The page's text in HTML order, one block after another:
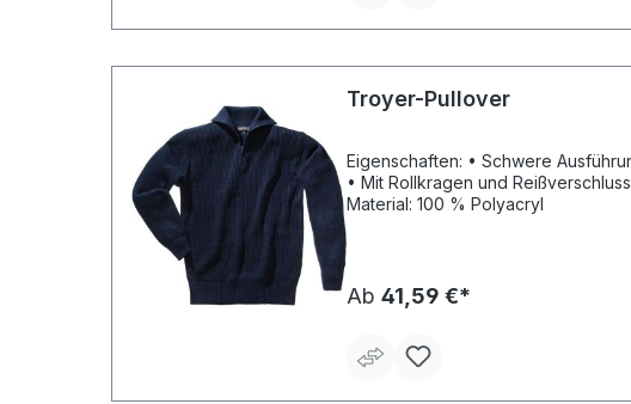
Troyer-Pullover
Eigenschaften: • Schwere Ausführung
• Mit Rollkragen und Reißverschluss
Material: 100 % Polyacryl
Ab 41,59 €*